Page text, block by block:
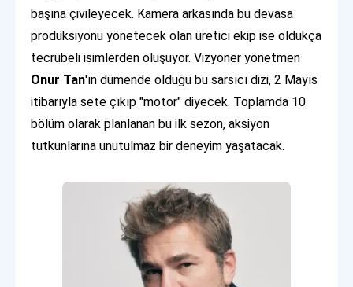
başına çivileyecek. Kamera arkasında bu devasa
prodüksiyonu yönetecek olan üretici ekip ise oldukça
tecrübeli isimlerden oluşuyor. Vizyoner yönetmen
Onur Tan'ın dümende olduğu bu sarsıcı dizi, 2 Mayıs
itibarıyla sete çıkıp "motor" diyecek. Toplamda 10
bölüm olarak planlanan bu ilk sezon, aksiyon
tutkunlarına unutulmaz bir deneyim yaşatacak.